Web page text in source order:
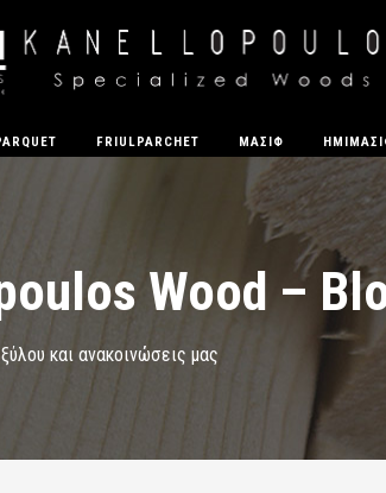
FRIULPARCHET ΜΑΣΊΦ
Wood –
και ανακοινώσεις μας